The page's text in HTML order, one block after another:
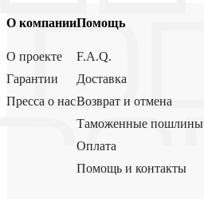
О компании
О проекте
Гарантии
Пресса о нас
Помощь
F.A.Q.
Доставка
Возврат и отмена
Таможенные пошлины
Оплата
Помощь и контакты